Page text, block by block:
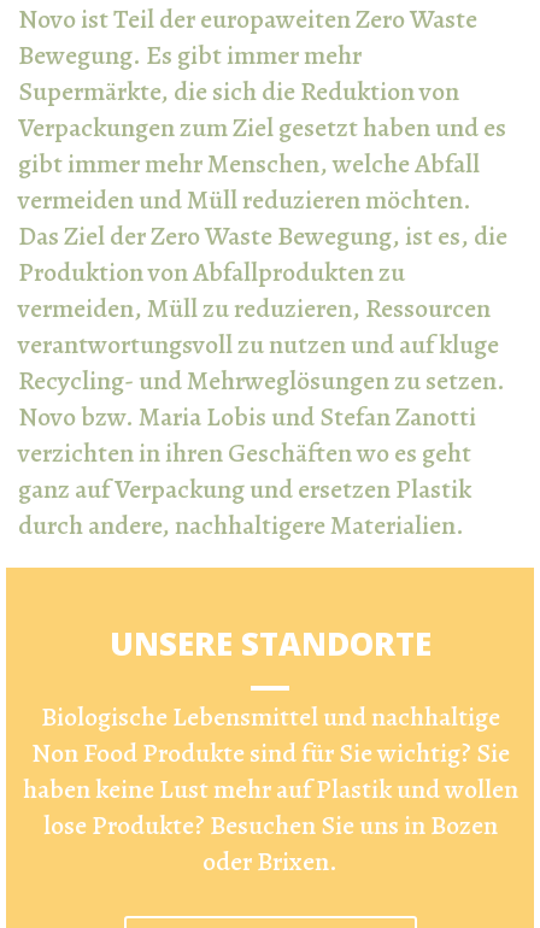
Novo ist Teil der europaweiten Zero Waste
Bewegung. Es gibt immer mehr
Supermärkte, die sich die Reduktion von
Verpackungen zum Ziel gesetzt haben und es
gibt immer mehr Menschen, welche Abfall
vermeiden und Müll reduzieren möchten.
Das Ziel der Zero Waste Bewegung, ist es, die
Produktion von Abfallprodukten zu
vermeiden, Müll zu reduzieren, Ressourcen
verantwortungsvoll zu nutzen und auf kluge
Recycling- und Mehrweglösungen zu setzen.
Novo bzw. Maria Lobis und Stefan Zanotti
verzichten in ihren Geschäften wo es geht
ganz auf Verpackung und ersetzen Plastik
durch andere, nachhaltigere Materialien.
UNSERE STANDORTE
Biologische Lebensmittel und nachhaltige
Non Food Produkte sind für Sie wichtig? Sie
haben keine Lust mehr auf Plastik und wollen
lose Produkte? Besuchen Sie uns in Bozen
oder Brixen.